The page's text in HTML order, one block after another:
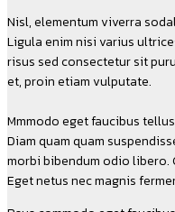
Nisl, elementum viverra
Ligula enim nisi varius
risus sed consectetur sit
et, proin etiam vulputate.
Mmmodo eget faucibus
Diam quam quam
morbi bibendum odio libero.
Eget netus nec magnis